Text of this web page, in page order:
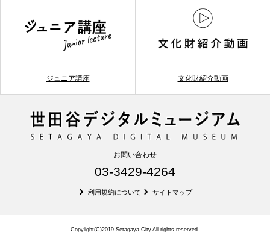
ジュニア講座 文化財紹介動画
お問い合わせ
03-3429-4264
利用規約について サイトマップ
Copylight(C)2019 Setagaya City.All rights reserved.